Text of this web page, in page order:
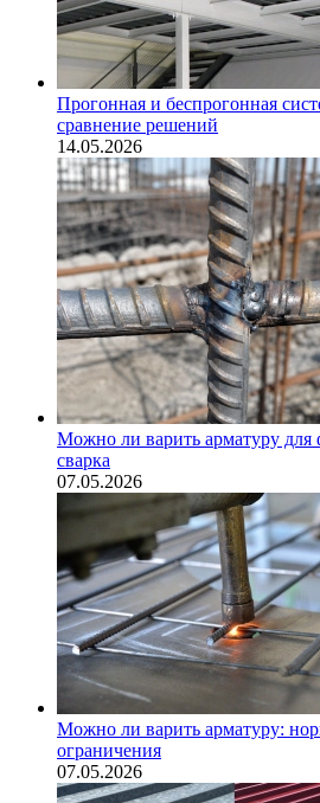
Прогонная и беспрогонная
сравнение решений
14.05.2026
Можно ли варить арматуру для
сварка
07.05.2026
Можно ли варить арматуру:
ограничения
07.05.2026